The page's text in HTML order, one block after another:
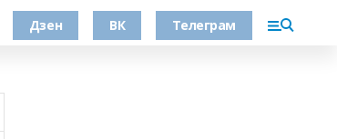
Дзен ВК Телеграм